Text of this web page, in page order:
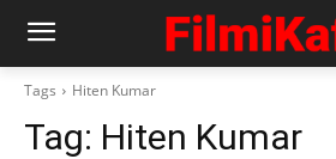
Tags Hiten Kumar
Tag: Hiten Kumar